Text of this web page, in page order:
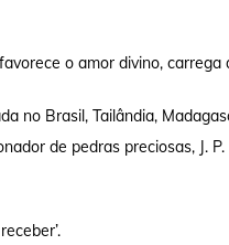
o amor divino, carrega
no Brasil, Tailândia,
de pedras preciosas, J.